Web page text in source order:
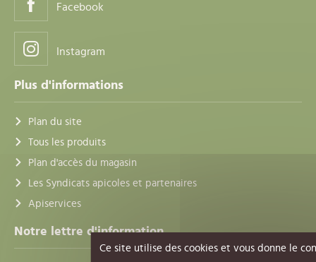
Facebook
Instagram
Plus d'informations
Plan du site
Tous les produits
Plan d'accès du magasin
Les Syndicats apicoles et partenaires
Apiservices
Notre lettre d'information
Ce site utilise des cookies et vous donne le